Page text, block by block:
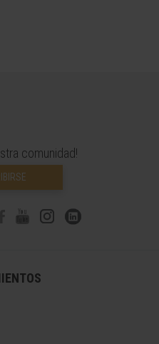
comunidad!